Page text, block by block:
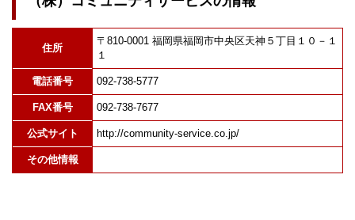
住所
〒810-0001 福岡県福岡市中央区天神５丁目１０－１
１
電話番号 092-738-5777
FAX番号 092-738-7677
公式サイト http://community-service.co.jp/
その他情報